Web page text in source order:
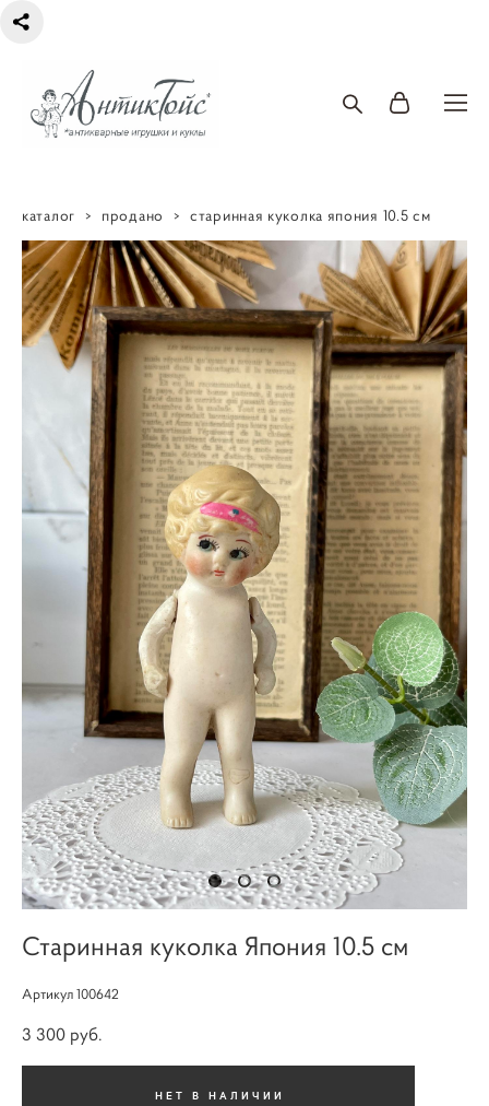
каталог > продано > старинная куколка япония 10.5 см
Старинная куколка Япония 10.5 см
Артикул 100642
3 300 pуб.
НЕТ В НАЛИЧИИ